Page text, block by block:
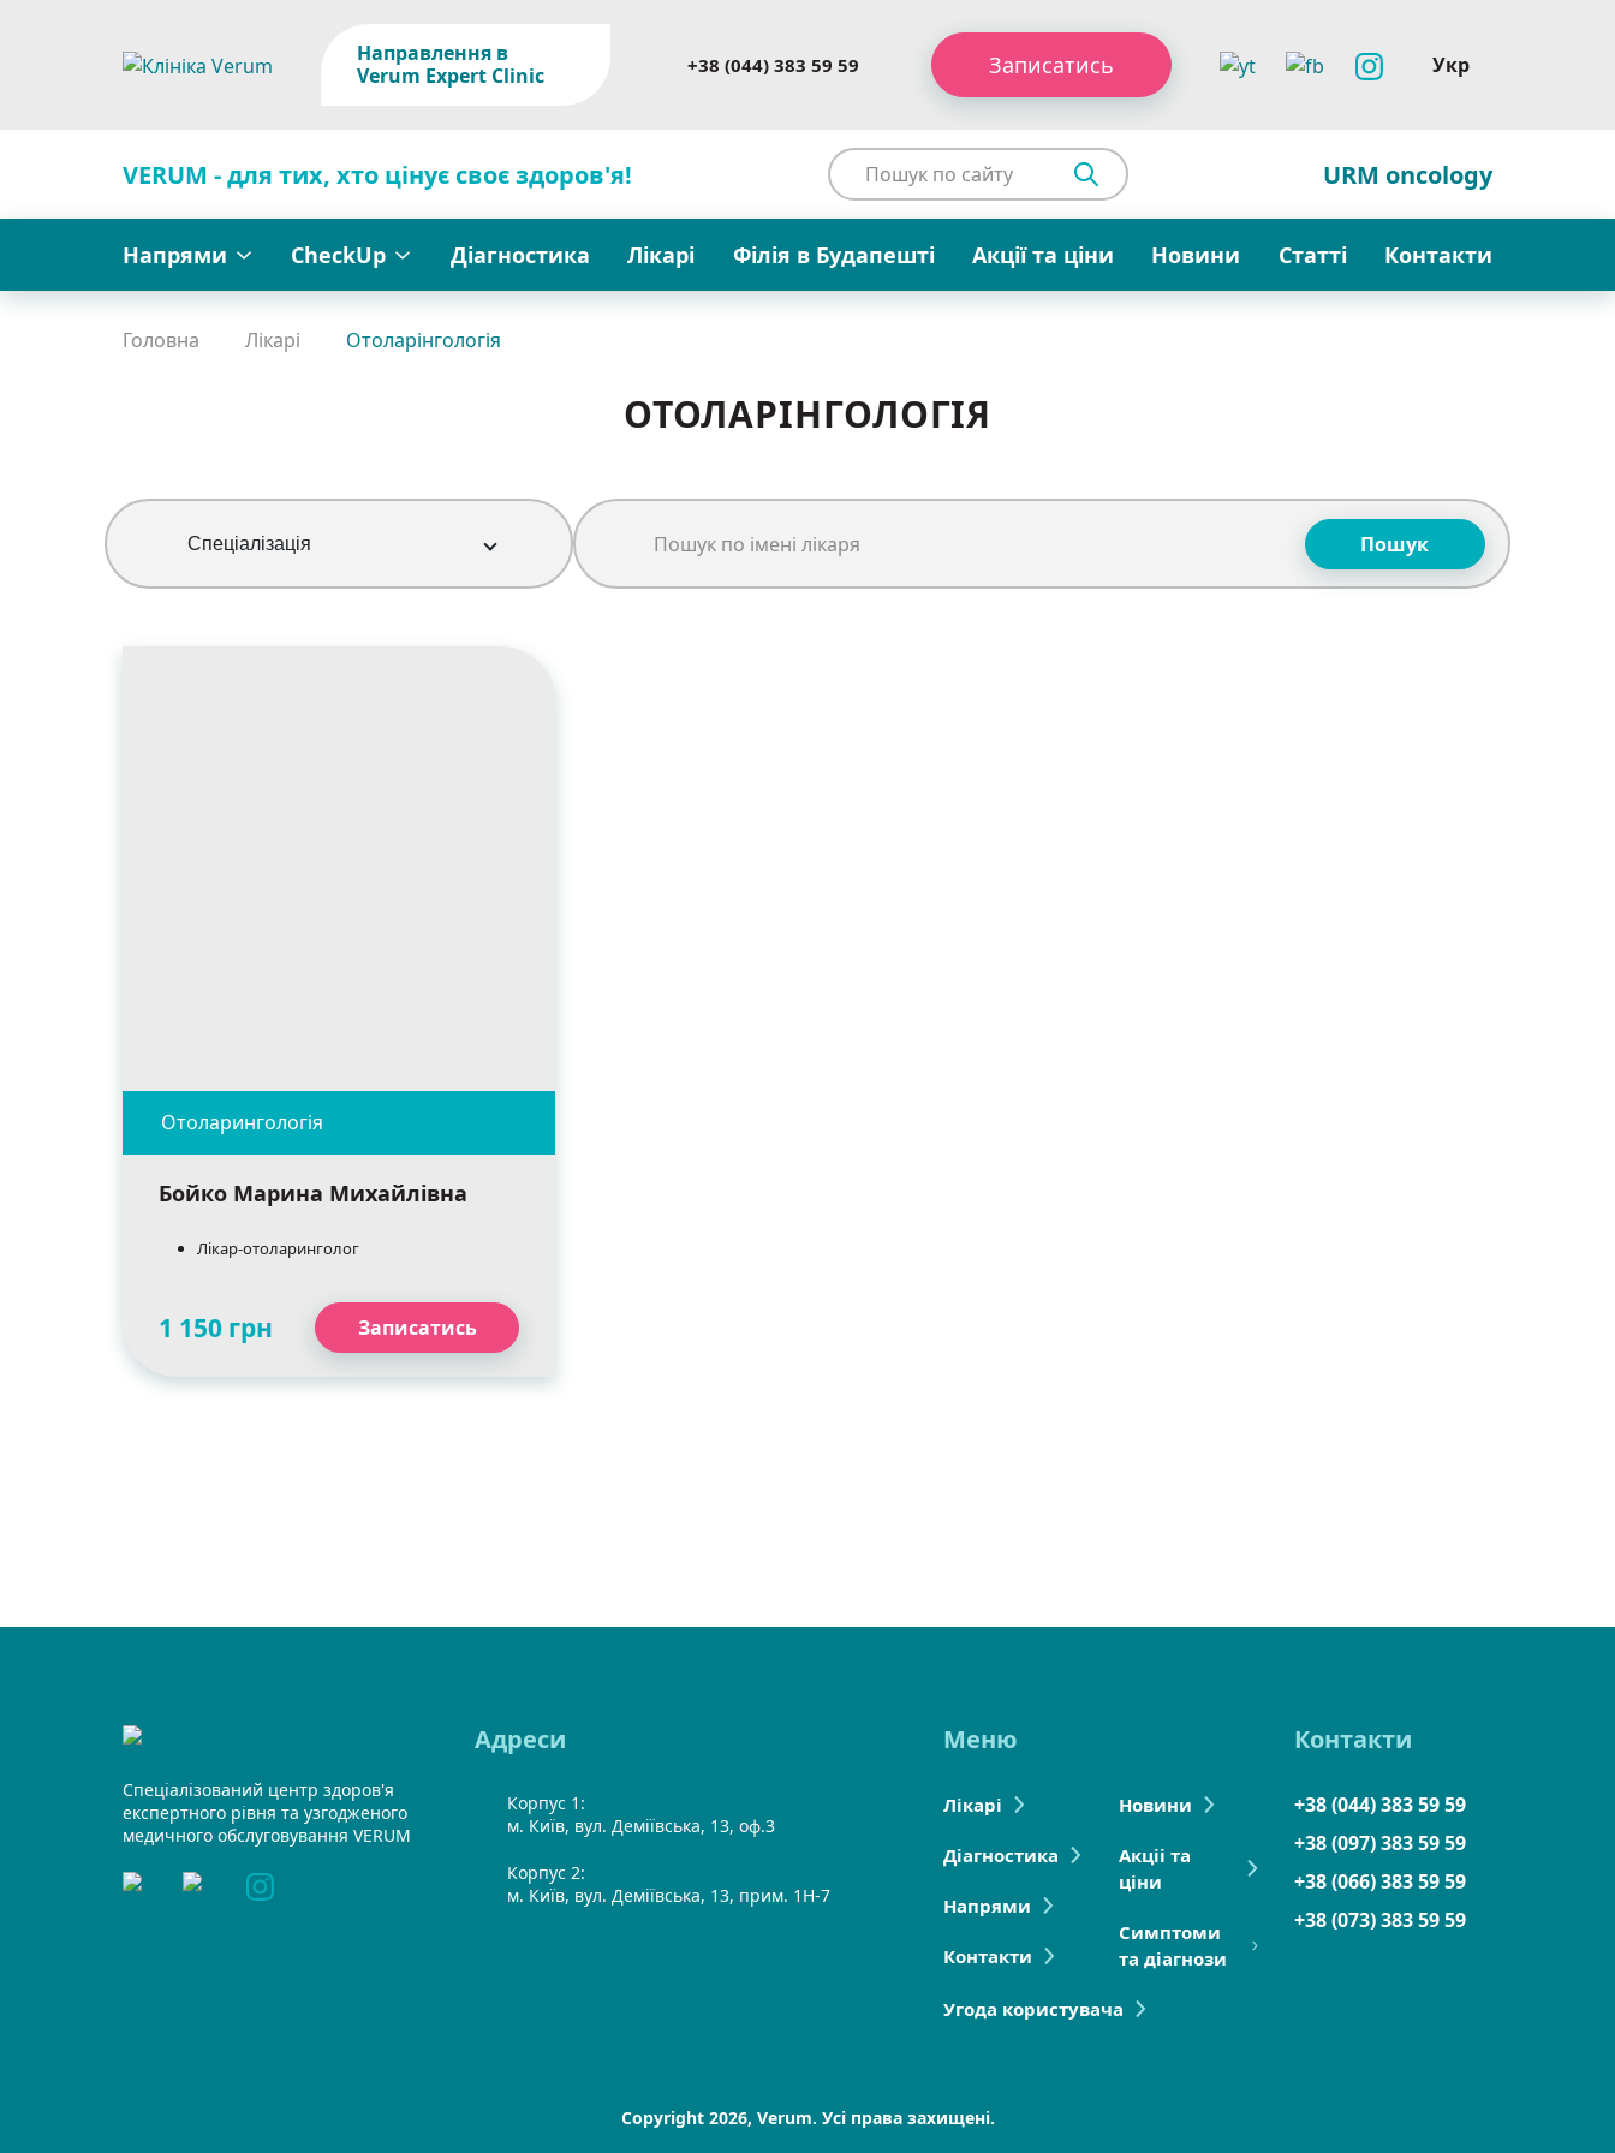
Направлення в
Verum Expert Clinic
+38 (044) 383 59 59 Записатись Укр
VERUM - для тих, хто цінує своє здоров'я! URM oncology
Напрями CheckUp Діагностика Лікарі Філія в Будапешті Акції та ціни Новини Статті Контакти
Головна Лікарі Отоларінгологія
ОТОЛАРІНГОЛОГІЯ
Спеціалізація Пошук
Бойко Марина Михайлівна
Лікар-отоларинголог
1 150 грн Записатись
Спеціалізований центр здоров'я
експертного рівня та узгодженого
медичного обслуговування VERUM
Адреси
Корпус 1:
м. Київ, вул. Деміївська, 13, оф.3
Корпус 2:
м. Київ, вул. Деміївська, 13, прим. 1Н-7
Меню
Лікарі
Діагностика
Напрями
Контакти
Новини
Акціі та
ціни
Симптоми
та діагнози
Угода користувача
Контакти
+38 (044) 383 59 59
+38 (097) 383 59 59
+38 (066) 383 59 59
+38 (073) 383 59 59
Copyright 2026, Verum. Усі права захищені.